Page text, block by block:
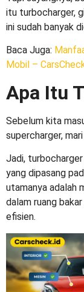
itu turbocharger,
ini sudah banyak
Baca Juga:
Mobil –
Apa Itu
Sebelum kita
supercharger,
Jadi,
yang dipasang
utamanya adalah
dalam ruang
efisien.